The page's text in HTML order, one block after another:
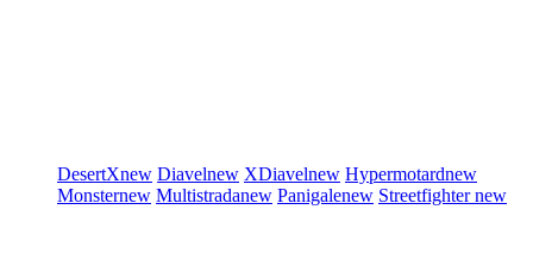
DesertXnew Diavelnew XDiavelnew Hypermotardnew
Monsternew Multistradanew Panigalenew Streetfighternew